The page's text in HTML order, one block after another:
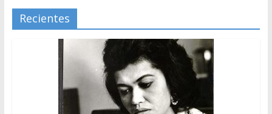
Recientes